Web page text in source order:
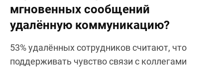
мгновенных сообщений
удалённую коммуникацию?
53% удалённых сотрудников считают, что
поддерживать чувство связи с коллегами